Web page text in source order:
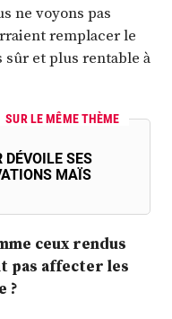
ne voyons pas
remplacer le
et plus rentable à
SUR LE MÊME THÈME
DÉVOILE SES
MAÏS
ceux rendus
pas affecter les
?